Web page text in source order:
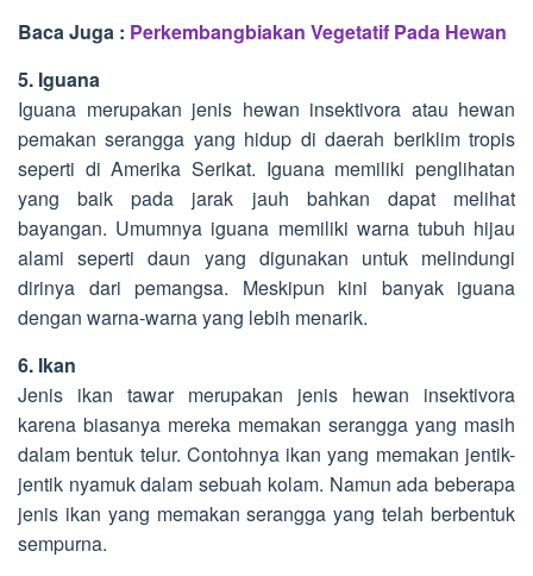
Baca Juga : Perkembangbiakan Vegetatif Pada Hewan
5. Iguana
Iguana merupakan jenis hewan insektivora atau hewan
pemakan serangga yang hidup di daerah beriklim tropis
seperti di Amerika Serikat. Iguana memiliki penglihatan
yang baik pada jarak jauh bahkan dapat melihat
bayangan. Umumnya iguana memiliki warna tubuh hijau
alami seperti daun yang digunakan untuk melindungi
dirinya dari pemangsa. Meskipun kini banyak iguana
dengan warna-warna yang lebih menarik.
6. Ikan
Jenis ikan tawar merupakan jenis hewan insektivora
karena biasanya mereka memakan serangga yang masih
dalam bentuk telur. Contohnya ikan yang memakan jentik-
jentik nyamuk dalam sebuah kolam. Namun ada beberapa
jenis ikan yang memakan serangga yang telah berbentuk
sempurna.